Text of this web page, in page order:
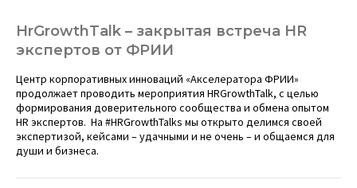
HrGrowthTalk – закрытая встреча HR
экспертов от ФРИИ
Центр корпоративных инноваций «Акселератора ФРИИ»
продолжает проводить мероприятия HRGrowthTalk, с целью
формирования доверительного сообщества и обмена опытом
HR экспертов. На #HRGrowthTalks мы открыто делимся своей
экспертизой, кейсами – удачными и не очень – и общаемся для
души и бизнеса.